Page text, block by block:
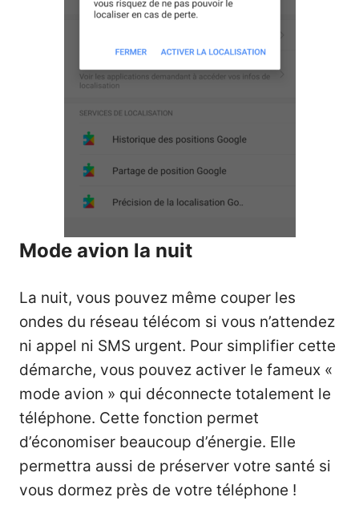
Mode avion la nuit
La nuit, vous pouvez même couper les
ondes du réseau télécom si vous n’attendez
ni appel ni SMS urgent. Pour simplifier cette
démarche, vous pouvez activer le fameux «
mode avion » qui déconnecte totalement le
téléphone. Cette fonction permet
d’économiser beaucoup d’énergie. Elle
permettra aussi de préserver votre santé si
vous dormez près de votre téléphone !